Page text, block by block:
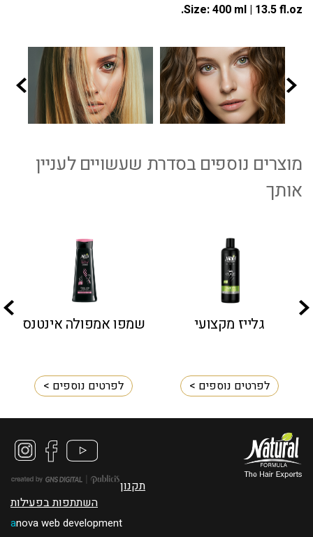
Size:400 ml | 13.5 fl.oz.
מוצרים נוספים בסדרת שעשויים לעניין
אותך
גלייז מקצועי
לפרטים נוספים >
שמפו אמפולה אינטנס
לפרטים נוספים >
תקנון
השתתפות בפעילות
anova web development